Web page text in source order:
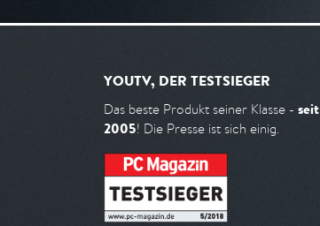
YOUTV, DER TESTSIEGER
Das beste Produkt seiner Klasse - seit
2005! Die Presse ist sich einig.